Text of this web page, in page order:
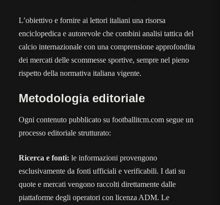
L’obiettivo e fornire ai lettori italiani una risorsa
enciclopedica e autorevole che combini analisi tattica del
calcio internazionale con una comprensione approfondita
dei mercati delle scommesse sportive, sempre nel pieno
rispetto della normativa italiana vigente.
Metodologia editoriale
Ogni contenuto pubblicato su footballitcm.com segue un
processo editoriale strutturato:
Ricerca e fonti: le informazioni provengono
esclusivamente da fonti ufficiali e verificabili. I dati su
quote e mercati vengono raccolti direttamente dalle
piattaforme degli operatori con licenza ADM. Le